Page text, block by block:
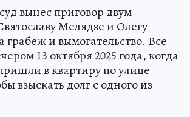
вынес приговор двум
Мелядзе и Олегу
грабеж и вымогательство. Все
13 октября 2025 года, когда
в квартиру по улице
взыскать долг с одного из